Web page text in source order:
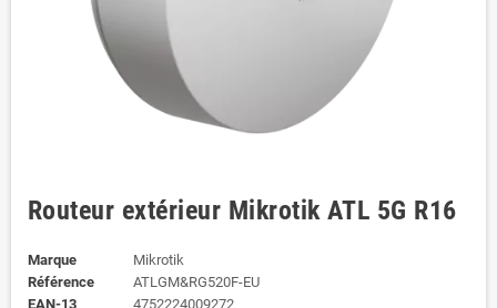
Routeur extérieur Mikrotik ATL 5G R16
Marque
Mikrotik
Référence
ATLGM&RG520F-EU
EAN-13
4752224009272